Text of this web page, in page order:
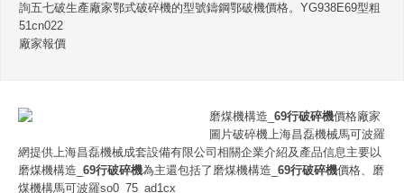
詢五七破生產廠家鄂式破碎機的型號鑄鋼鄂破機價格。YG938E69型粗
51cn022
廠家報價
磨煤機構造_69行破碎機價格廠家
圖片破碎機上海昌磊機械馬可波羅
網提供上海昌磊機械成套設備有限公司相關企業介紹及產品信息主要以
磨煤機構造_ 69行破碎機為主還包括了磨煤機構造_ 69行破碎機價格、磨
煤機構馬可波羅so0_75_ad1cx